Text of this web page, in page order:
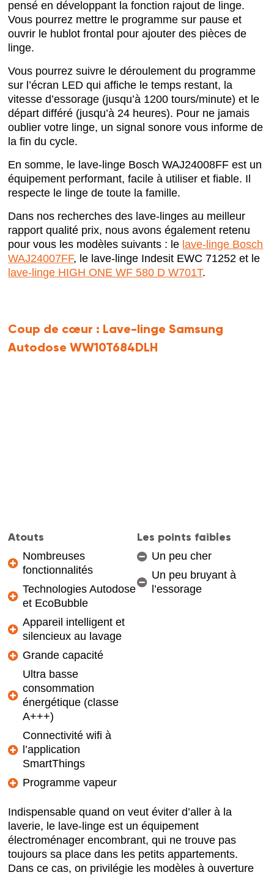
pensé en développant la fonction rajout de linge.
Vous pourrez mettre le programme sur pause et
ouvrir le hublot frontal pour ajouter des pièces de
linge.
Vous pourrez suivre le déroulement du programme
sur l’écran LED qui affiche le temps restant, la
vitesse d’essorage (jusqu’à 1200 tours/minute) et le
départ différé (jusqu’à 24 heures). Pour ne jamais
oublier votre linge, un signal sonore vous informe de
la fin du cycle.
En somme, le lave-linge Bosch WAJ24008FF est un
équipement performant, facile à utiliser et fiable. Il
respecte le linge de toute la famille.
Dans nos recherches des lave-linges au meilleur
rapport qualité prix, nous avons également retenu
pour vous les modèles suivants : le lave-linge Bosch
WAJ24007FF, le lave-linge Indesit EWC 71252 et le
lave-linge HIGH ONE WF 580 D W701T.
Coup de cœur : Lave-linge Samsung
Autodose WW10T684DLH
Atouts
Nombreuses
fonctionnalités
Technologies Autodose
et EcoBubble
Appareil intelligent et
silencieux au lavage
Grande capacité
Ultra basse
consommation
énergétique (classe
A+++)
Connectivité wifi à
l’application
SmartThings
Programme vapeur
Les points faibles
Un peu cher
Un peu bruyant à
l’essorage
Indispensable quand on veut éviter d’aller à la
laverie, le lave-linge est un équipement
électroménager encombrant, qui ne trouve pas
toujours sa place dans les petits appartements.
Dans ce cas, on privilégie les modèles à ouverture